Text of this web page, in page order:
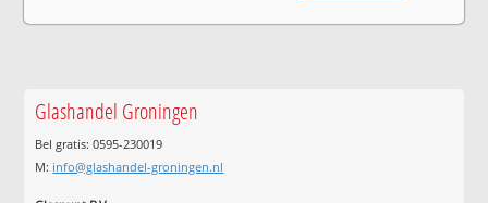
Glashandel Groningen
Bel gratis: 0595-230019
M: info@glashandel-groningen.nl